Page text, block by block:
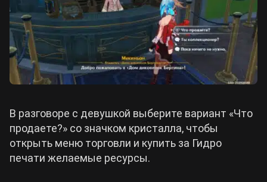
В разговоре с девушкой выберите вариант «Что
продаете?» со значком кристалла, чтобы
открыть меню торговли и купить за Гидро
печати желаемые ресурсы.